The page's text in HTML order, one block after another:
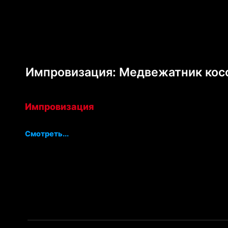
Импровизация: Медвежатник
Импровизация
Смотреть...